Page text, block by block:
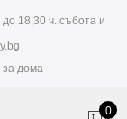
18,30 ч. събота и
за дома
0